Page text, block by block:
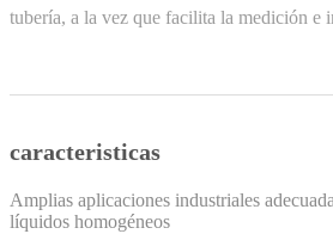
tubería, a la vez que facilita la medición e
caracteristicas
Amplias aplicaciones industriales
líquidos homogéneos